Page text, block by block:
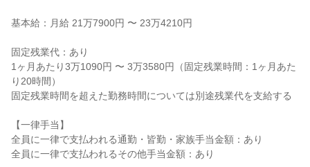
基本給：月給 21万7900円 〜 23万4210円
固定残業代：あり
1ヶ月あたり3万1090円 〜 3万3580円（固定残業時間：1ヶ月あた
り20時間）
固定残業時間を超えた勤務時間については別途残業代を支給する
【一律手当】
全員に一律で支払われる通勤・皆勤・家族手当金額：あり
全員に一律で支払われるその他手当金額：あり